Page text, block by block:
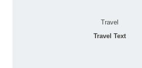
Travel
Travel Text